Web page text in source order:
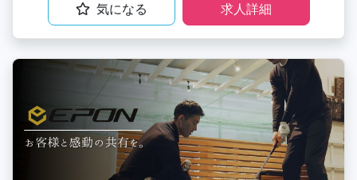
気になる 求人詳細